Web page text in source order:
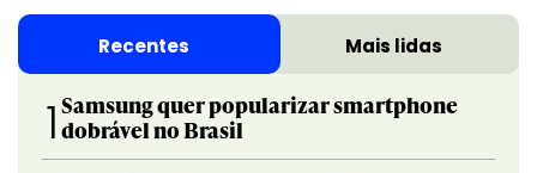
Recentes Mais lidas
1 Samsung quer popularizar smartphone
dobrável no Brasil